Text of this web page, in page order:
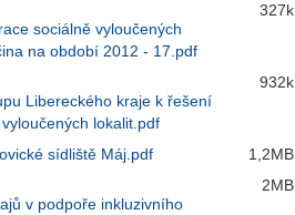
sociálně vyloučených
na období 2012 - 17.pdf
327k
Libereckého kraje k řešení
lokalit.pdf
932k
sídliště Máj.pdf 1,2MB
v podpoře inkluzivního
2MB